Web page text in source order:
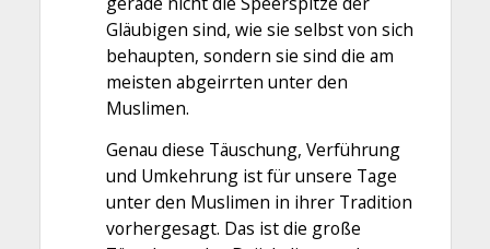
Gläubigen sind, wie sie selbst von sich
behaupten, sondern sie sind die am
meisten abgeirrten unter den
Muslimen.
Genau diese Täuschung, Verführung
und Umkehrung ist für unsere Tage
unter den Muslimen in ihrer Tradition
vorhergesagt. Das ist die große